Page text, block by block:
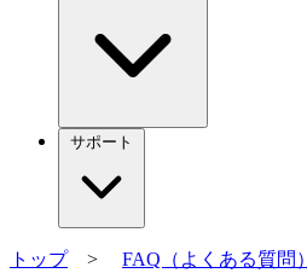
サポート
トップ> FAQ（よくある質問）